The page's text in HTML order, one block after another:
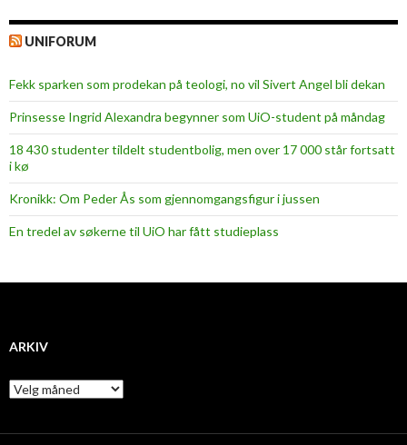
UNIFORUM
Fekk sparken som prodekan på teologi, no vil Sivert Angel bli dekan
Prinsesse Ingrid Alexandra begynner som UiO-student på måndag
18 430 studenter tildelt studentbolig, men over 17 000 står fortsatt
i kø
Kronikk: Om Peder Ås som gjennomgangsfigur i jussen
En tredel av søkerne til UiO har fått studieplass
ARKIV
A
r
i